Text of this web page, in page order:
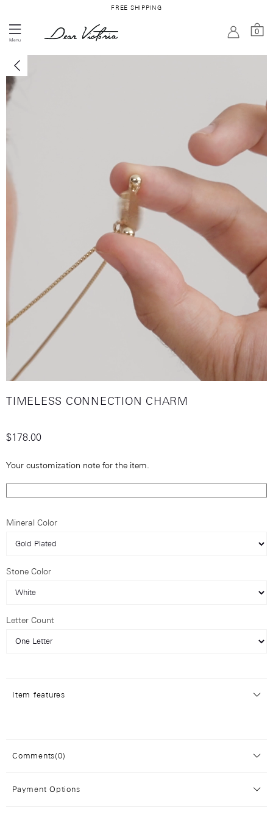
FREE SHIPPING
Menu
0
TIMELESS CONNECTION CHARM
$178.00
Your customization note for the item.
Mineral Color
Stone Color
Letter Count
Item features
Comments(0)
Payment Options